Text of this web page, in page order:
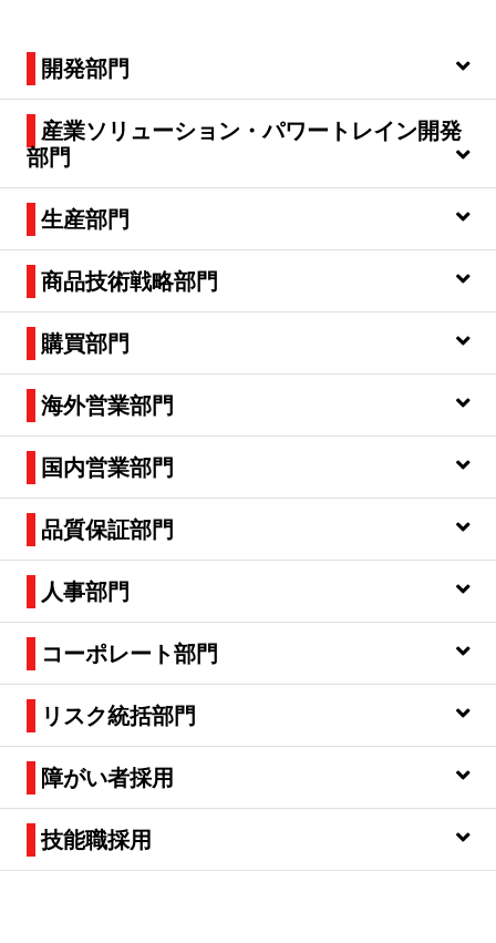
開発部門
産業ソリューション・パワートレイン開発
部門
生産部門
商品技術戦略部門
購買部門
海外営業部門
国内営業部門
品質保証部門
人事部門
コーポレート部門
リスク統括部門
障がい者採用
技能職採用